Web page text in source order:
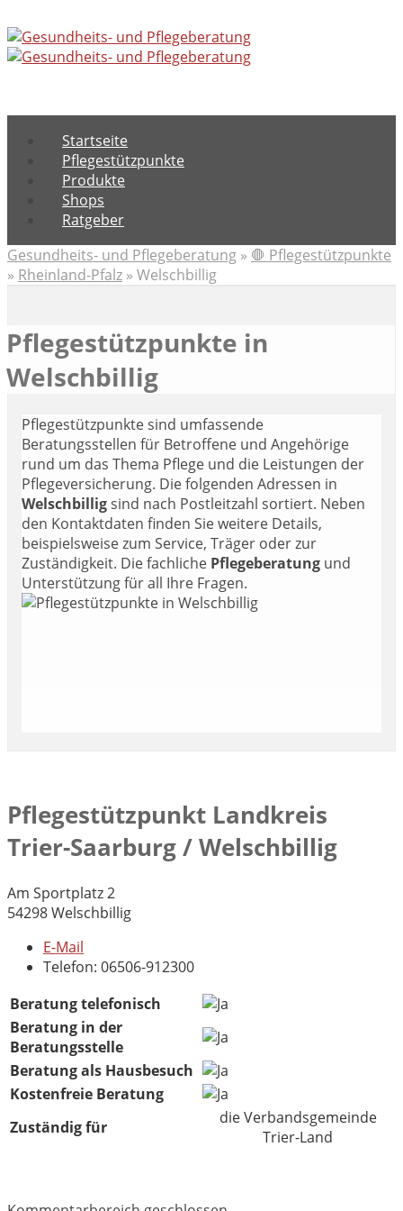
Startseite
Pflegestützpunkte
Produkte
Shops
Ratgeber
Gesundheits- und Pflegeberatung » 🛑 Pflegestützpunkte
» Rheinland-Pfalz » Welschbillig
Pflegestützpunkte in
Welschbillig
Pflegestützpunkte sind umfassende
Beratungsstellen für Betroffene und Angehörige
rund um das Thema Pflege und die Leistungen der
Pflegeversicherung. Die folgenden Adressen in
Welschbilligsind nach Postleitzahl sortiert. Neben
den Kontaktdaten finden Sie weitere Details,
beispielsweise zum Service, Träger oder zur
Zuständigkeit. Die fachliche Pflegeberatung und
Unterstützung für all Ihre Fragen.
Pflegestützpunkt Landkreis
Trier-Saarburg / Welschbillig
Am Sportplatz 2
54298 Welschbillig
E-Mail
Telefon: 06506-912300
Beratung telefonisch
Beratung in der
Beratungsstelle
Beratung als Hausbesuch
Kostenfreie Beratung
Zuständig für
die Verbandsgemeinde
Trier-Land